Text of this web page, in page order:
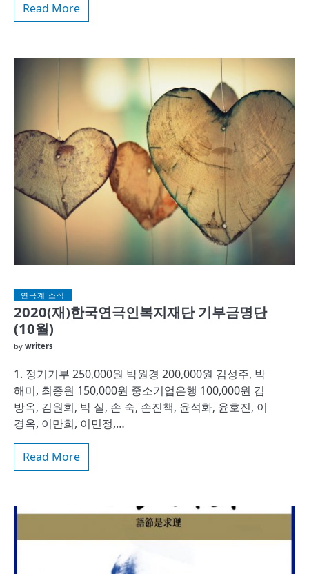
Read More
연극계 소식
2020(재)한국연극인복지재단 기부금명단
(10월)
by writers
1. 정기기부 250,000원 박원경 200,000원 김성주, 박
해미, 최종원 150,000원 중소기업은행 100,000원 김
방옥, 김원희, 박 실, 손 숙, 손진책, 윤석화, 윤호진, 이
경옥, 이만희, 이민정,…
Read More